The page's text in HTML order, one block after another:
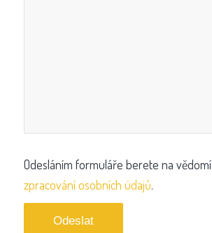
Odesláním formuláře berete na vědomí
zpracování osobních údajů.